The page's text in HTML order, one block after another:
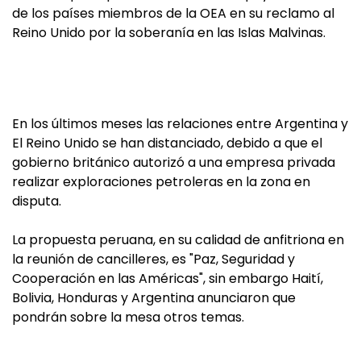
de los países miembros de la OEA en su reclamo al
Reino Unido por la soberanía en las Islas Malvinas.
En los últimos meses las relaciones entre Argentina y
El Reino Unido se han distanciado, debido a que el
gobierno británico autorizó a una empresa privada
realizar exploraciones petroleras en la zona en
disputa.
La propuesta peruana, en su calidad de anfitriona en
la reunión de cancilleres, es "Paz, Seguridad y
Cooperación en las Américas", sin embargo Haití,
Bolivia, Honduras y Argentina anunciaron que
pondrán sobre la mesa otros temas.